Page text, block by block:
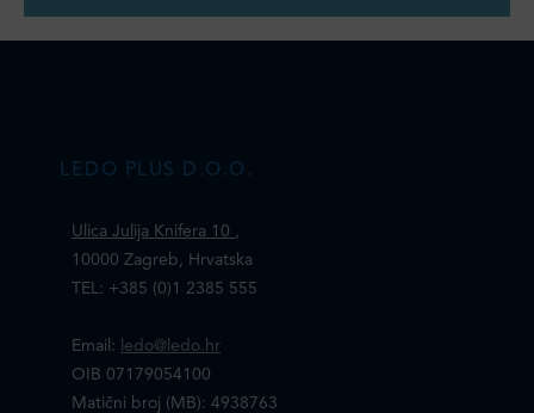
LEDO PLUS D.O.O.
Ulica Julija Knifera 10 ,
10000 Zagreb, Hrvatska
TEL: +385 (0)1 2385 555
Email:
ledo@ledo.hr
OIB 07179054100
Matični broj (MB): 4938763